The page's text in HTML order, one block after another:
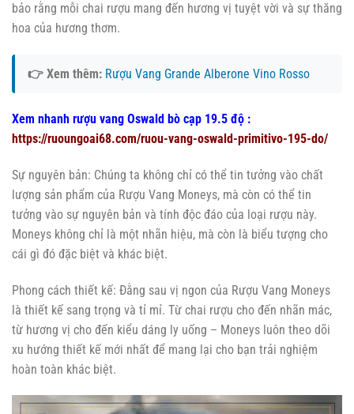
bảo rằng mỗi chai rượu mang đến hương vị tuyệt vời và sự thăng
hoa của hương thơm.
👉 Xem thêm: Rượu Vang Grande Alberone Vino Rosso
Xem nhanh rượu vang Oswald bò cạp 19.5 độ :
https://ruoungoai68.com/ruou-vang-oswald-primitivo-195-do/
Sự nguyên bản: Chúng ta không chỉ có thể tin tưởng vào chất
lượng sản phẩm của Rượu Vang Moneys, mà còn có thể tin
tưởng vào sự nguyên bản và tính độc đáo của loại rượu này.
Moneys không chỉ là một nhãn hiệu, mà còn là biểu tượng cho
cái gì đó đặc biệt và khác biệt.
Phong cách thiết kế: Đằng sau vị ngon của Rượu Vang Moneys
là thiết kế sang trọng và tỉ mỉ. Từ chai rượu cho đến nhãn mác,
từ hương vị cho đến kiểu dáng ly uống – Moneys luôn theo dõi
xu hướng thiết kế mới nhất để mang lại cho bạn trải nghiệm
hoàn toàn khác biệt.